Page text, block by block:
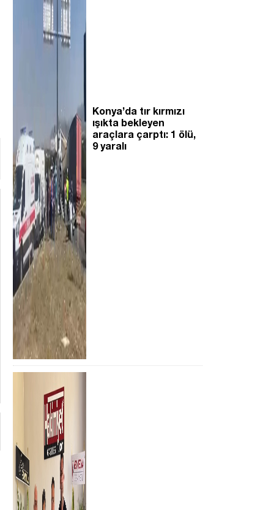
Konya’da tır kırmızı
ışıkta bekleyen
araçlara çarptı: 1 ölü,
9 yaralı